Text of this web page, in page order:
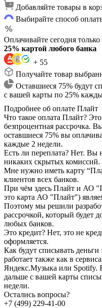
Добавляйте товары в
Выбирайте способ
Оплачивайте сегодня только
25% картой любого банка
+ 55
Получайте товар
Оставшиеся 75% будут
с вашей карты по 25%
Подробнее об оплате Плайт
Что такое оплата Плайт? Это
безпроцентная рассрочка.
оставшиеся 75% вы
каждые 2 недели.
Есть ли переплата? Нет. Вы
никаких скрытых комиссий.
Мне нужно иметь карту
клиентов всех банков.
При чём здесь Плайт и АО
это карта АО "Плайт")
Поэтому мы решили
рассрочкой, который будет
любых банков.
Это кредит? Нет, это не
оформляется.
Как будут списывать деньги
работает также как в
Яндекс.Музыка или Spotify.
дальше с вашей карты
недели.
Остались вопросы?
+7 (499) 229-41-00